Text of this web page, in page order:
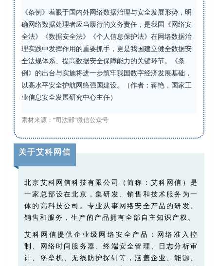
《条例》着眼于国内外网络数据治理与安全发展形势，明
确网络数据处理者应当履行的义务责任，是我国《网络安
全法》《数据安全法》《个人信息保护法》在网络数据治
理实践中发挥作用的重要抓手，更是我国建立健全数据安
全法规体系、提高数据安全保障能力的关键环节。《条
例》的出台与实施将进一步筑牢我国数字经济发展基础，
以高水平安全护航网络强国建设。（作者：蒋艳，国家工
业信息安全发展研究中心主任）
素材来源：“司法部”微信公众号
关于艾科网信
北京艾科网信科技有限公司（简称：艾科网信）是
一家总部设在北京，集研发、销售和技术服务为一
体的高科技公司。专业从事网络安全产品的研发、
销售和服务，生产的产品拥有全部自主知识产权。
艾科网信提供企业级网络安全产品：网络准入控
制、网络时间服务器、终端安全管理、日志分析审
计、堡垒机、无线防护探针等，涵盖企业、能源、